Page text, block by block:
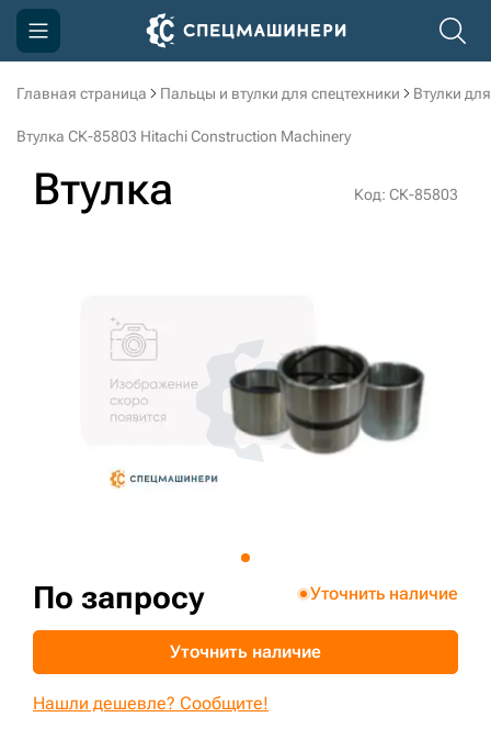
Главная страница Пальцы и втулки для спецтехники Втулки
Втулка СК-85803 Hitachi Construction Machinery
Втулка Код: СК-85803
По запросу Уточнить наличие
Уточнить наличие
Нашли дешевле? Сообщите!
Компания
Доставка и оплата
3D тур по производству
3D тур по складам
sksale@skdst.ru